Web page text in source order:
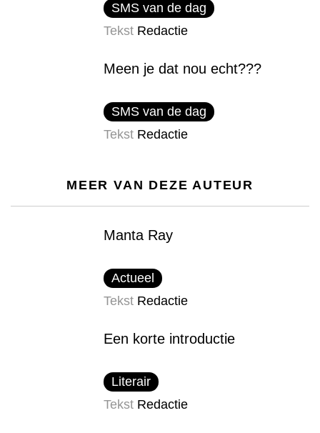
SMS van de dag
Tekst Redactie
Meen je dat nou echt???
SMS van de dag
Tekst Redactie
MEER VAN DEZE AUTEUR
Manta Ray
Actueel
Tekst Redactie
Een korte introductie
Literair
Tekst Redactie